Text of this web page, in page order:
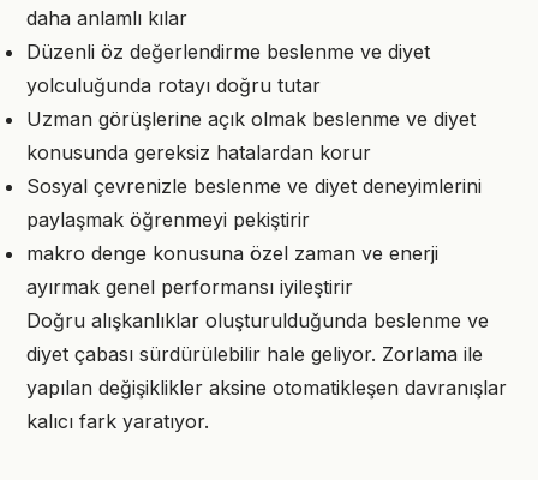
daha anlamlı kılar
Düzenli öz değerlendirme beslenme ve diyet
yolculuğunda rotayı doğru tutar
Uzman görüşlerine açık olmak beslenme ve diyet
konusunda gereksiz hatalardan korur
Sosyal çevrenizle beslenme ve diyet deneyimlerini
paylaşmak öğrenmeyi pekiştirir
makro denge konusuna özel zaman ve enerji
ayırmak genel performansı iyileştirir
Doğru alışkanlıklar oluşturulduğunda beslenme ve
diyet çabası sürdürülebilir hale geliyor. Zorlama ile
yapılan değişiklikler aksine otomatikleşen davranışlar
kalıcı fark yaratıyor.